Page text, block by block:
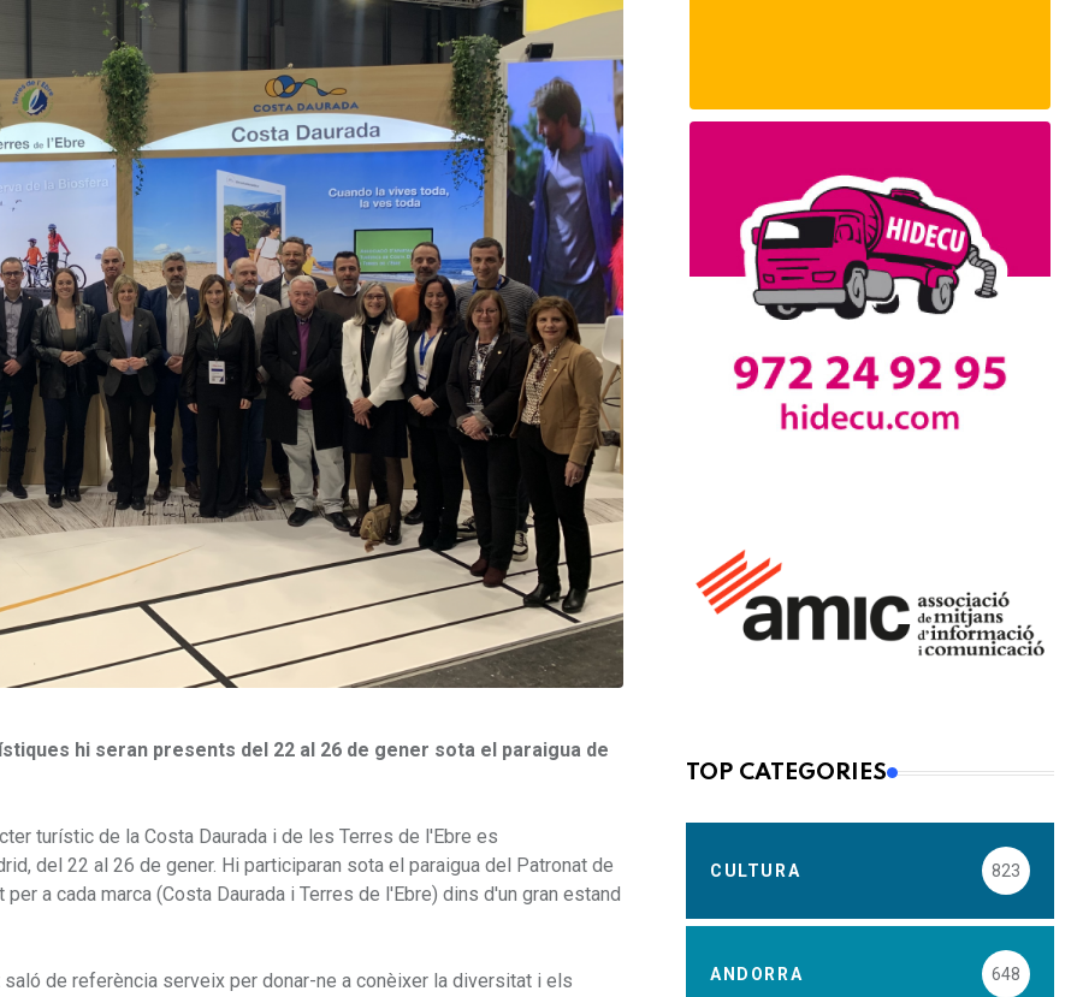
hi seran presents del 22 al 26 de gener sota el paraigua de
turístic de la Costa Daurada i de les Terres de l'Ebre es
del 22 al 26 de gener. Hi participaran sota el paraigua del Patronat de
a cada marca (Costa Daurada i Terres de l'Ebre) dins d'un gran estand
de referència serveix per donar-ne a conèixer la diversitat i els
TOP CATEGORIES
CULTURA 823
ANDORRA 648